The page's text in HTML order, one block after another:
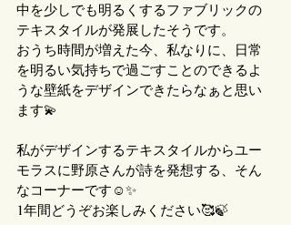
中を少しでも明るくするファブリックの
テキスタイルが発展したそうです。
おうち時間が増えた今、私なりに、日常
を明るい気持ちで過ごすことのできるよ
うな壁紙をデザインできたらなぁと思い
ます💫
私がデザインするテキスタイルからユー
モラスに野原さんが詩を発想する、そん
なコーナーです☺️✨
1年間どうぞお楽しみください🥰🍃